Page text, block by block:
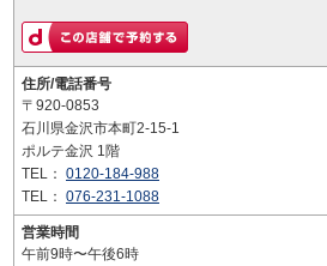
住所/電話番号
〒920-0853
石川県金沢市本町2-15-1
ポルテ金沢 1階
TEL： 0120-184-988
TEL： 076-231-1088
営業時間
午前9時〜午後6時